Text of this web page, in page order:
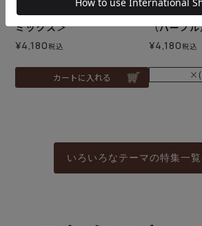
ヴィオラのミニフレーム＜
ミックス＞
¥4,180税込
カートに入れる
ヴィオラ
（パープ
¥4,180税込
×(
いろいろなテーマの特集一